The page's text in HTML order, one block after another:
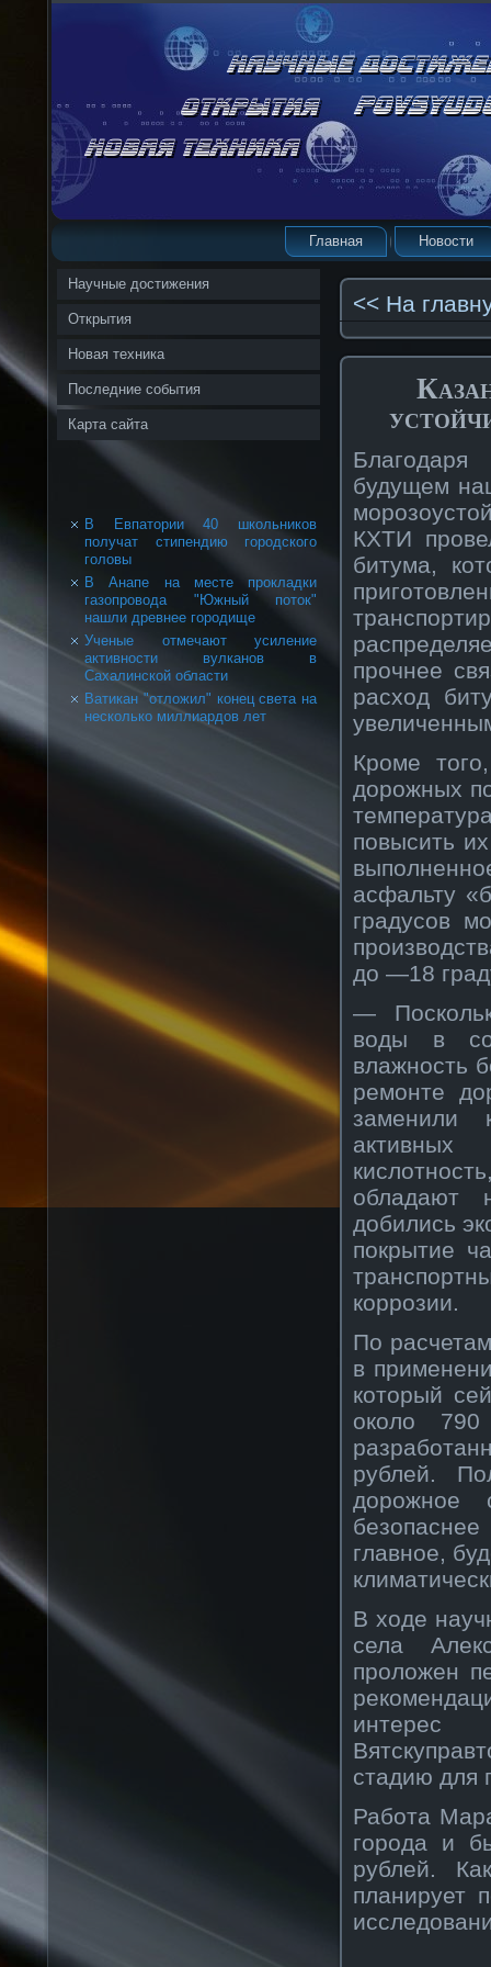
Главная Новости
Научные достижения
Открытия
Новая техника
Последние события
Карта сайта
В Евпатории 40 школьников
получат стипендию городского
головы
В Анапе на месте прокладки
газопровода "Южный поток"
нашли древнее городище
Ученые отмечают усиление
активности вулканов в
Сахалинской области
Ватикан "отложил" конец света на
несколько миллиардов лет
<< На
будущем
КХТИ
битума,
прочнее
расход
Кроме
дорожных
повысить
асфальту
градусов
до —18
—
воды в
влажность
ремонте
заменили
активных
обладают
добились
покрытие
коррозии.
По
в
который
около 790
рублей.
дорожное
главное,
В ходе
села
проложен
интерес
стадию для
Работа
города и
рублей.
планирует